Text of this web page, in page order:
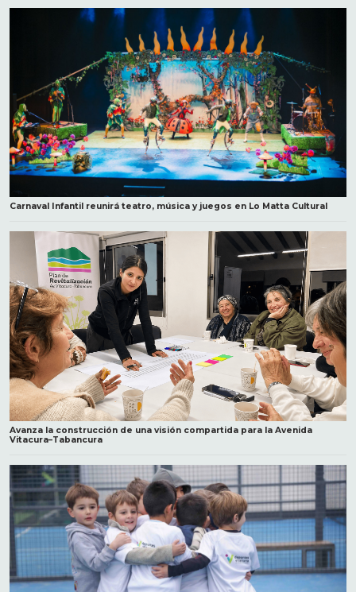
Carnaval Infantil reunirá teatro, música y juegos en Lo Matta Cultural
Avanza la construcción de una visión compartida para la Avenida
Vitacura–Tabancura